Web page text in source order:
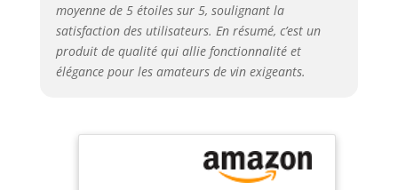
moyenne de 5 étoiles sur 5, soulignant la
satisfaction des utilisateurs. En résumé, c’est un
produit de qualité qui allie fonctionnalité et
élégance pour les amateurs de vin exigeants.